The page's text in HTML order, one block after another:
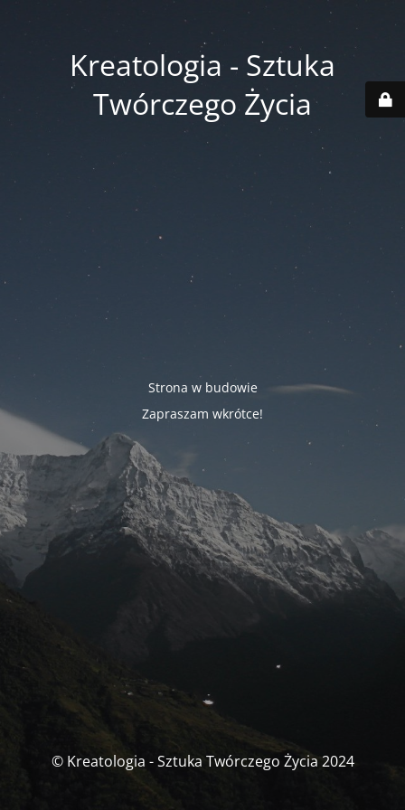
Kreatologia - Sztuka
Twórczego Życia
Strona w budowie
Zapraszam wkrótce!
© Kreatologia - Sztuka Twórczego Życia 2024